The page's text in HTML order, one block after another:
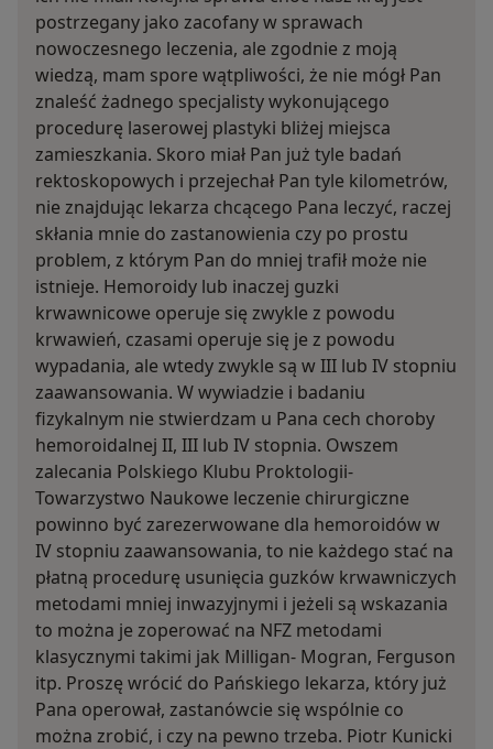
postrzegany jako zacofany w sprawach
nowoczesnego leczenia, ale zgodnie z moją
wiedzą, mam spore wątpliwości, że nie mógł Pan
znaleść żadnego specjalisty wykonującego
procedurę laserowej plastyki bliżej miejsca
zamieszkania. Skoro miał Pan już tyle badań
rektoskopowych i przejechał Pan tyle kilometrów,
nie znajdując lekarza chcącego Pana leczyć, raczej
skłania mnie do zastanowienia czy po prostu
problem, z którym Pan do mniej trafił może nie
istnieje. Hemoroidy lub inaczej guzki
krwawnicowe operuje się zwykle z powodu
krwawień, czasami operuje się je z powodu
wypadania, ale wtedy zwykle są w III lub IV stopniu
zaawansowania. W wywiadzie i badaniu
fizykalnym nie stwierdzam u Pana cech choroby
hemoroidalnej II, III lub IV stopnia. Owszem
zalecania Polskiego Klubu Proktologii-
Towarzystwo Naukowe leczenie chirurgiczne
powinno być zarezerwowane dla hemoroidów w
IV stopniu zaawansowania, to nie każdego stać na
płatną procedurę usunięcia guzków krwawniczych
metodami mniej inwazyjnymi i jeżeli są wskazania
to można je zoperować na NFZ metodami
klasycznymi takimi jak Milligan- Mogran, Ferguson
itp. Proszę wrócić do Pańskiego lekarza, który już
Pana operował, zastanówcie się wspólnie co
można zrobić, i czy na pewno trzeba. Piotr Kunicki